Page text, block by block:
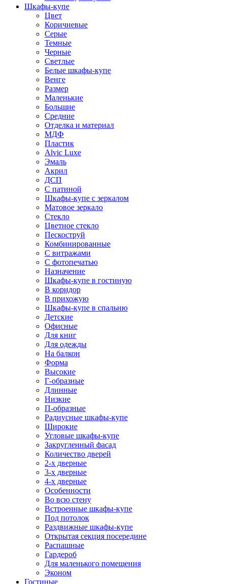
Шкафы-купе
Цвет
Коричневые
Серые
Темные
Черные
Светлые
Белые шкафы-купе
Венге
Размер
Маленькие
Большие
Средние
Отделка и материал
МДФ
Пластик
Alvic Luxe
Эмаль
Акрил
ДСП
С патиной
Шкафы-купе с зеркалом
Матовое зеркало
Стекло
Цветное стекло
Пескоструй
Комбинированные
С витражами
С фотопечатью
Назначение
Шкафы-купе в гостиную
В коридор
В прихожую
Шкафы-купе в спальню
Детские
Офисные
Для книг
Для одежды
На балкон
Форма
Высокие
Г-образные
Длинные
Низкие
П-образные
Радиусные шкафы-купе
Широкие
Угловые шкафы-купе
Закругленный фасад
Количество дверей
2-х дверные
3-х дверные
4-х дверные
Особенности
Во всю стену
Встроенные шкафы-купе
Под потолок
Раздвижные шкафы-купе
Открытая секция посередине
Распашные
Гардероб
Для маленького помещения
Эконом
Гостиные